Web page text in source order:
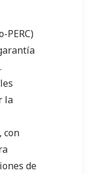
PERC)
la
con
de